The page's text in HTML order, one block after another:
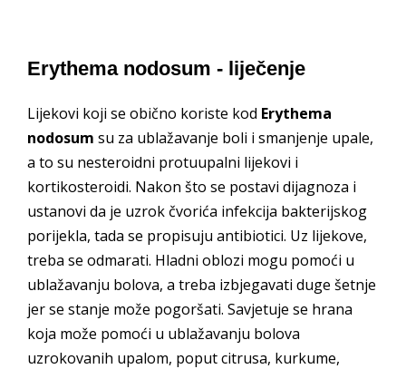
Erythema nodosum - liječenje
Lijekovi koji se obično koriste kod Erythema
nodosum su za ublažavanje boli i smanjenje upale,
a to su nesteroidni protuupalni lijekovi i
kortikosteroidi. Nakon što se postavi dijagnoza i
ustanovi da je uzrok čvorića infekcija bakterijskog
porijekla, tada se propisuju antibiotici. Uz lijekove,
treba se odmarati. Hladni oblozi mogu pomoći u
ublažavanju bolova, a treba izbjegavati duge šetnje
jer se stanje može pogoršati. Savjetuje se hrana
koja može pomoći u ublažavanju bolova
uzrokovanih upalom, poput citrusa, kurkume,